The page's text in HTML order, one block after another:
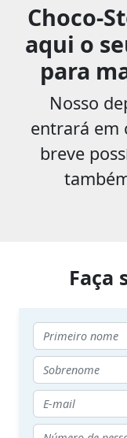
Choco-
aqui o
para
Nosso
entrará em
breve
Faça